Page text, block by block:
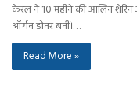
केरल ने 10 महीने की आलिन शेरिन
ऑर्गन डोनर बनीं।…
Read More »